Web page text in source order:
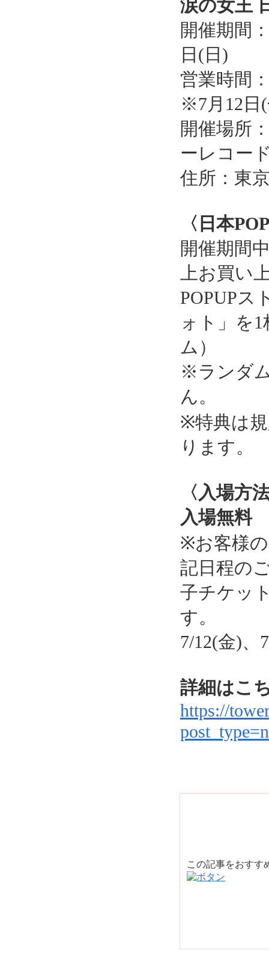
涙の女王
開催期間
日(日)
営業時間
※7月12日(
開催場所
ーレコー
住所：東
〈日本
開催期間
上お買い
POPUPス
ォト」を
ム）
※ランダ
ん。
※特典は
ります。
〈入場方
入場無料
※お客様
記日程の
子チケッ
す。
7/12(金)、
詳細はこ
https://
この記事をおす